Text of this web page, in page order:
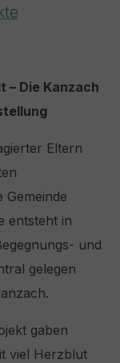
– Die Kanzach
Eltern
Gemeinde
entsteht in
und
gelegen
gaben
viel Herzblut